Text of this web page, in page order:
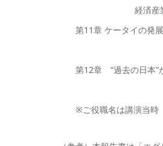
経済産業省商務情
第11章 ケータイの発展
ＫＤＤＩ技術
第12章 “過去の日本”か
日本電信
※ご役職名は講演当時